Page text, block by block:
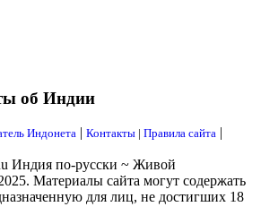
об Индии
Индонета Контакты | Правила сайта
Индия по-русски ~ Живой
Материалы сайта могут содержать
для лиц, не достигших 18